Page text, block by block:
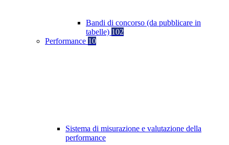
Bandi di concorso (da pubblicare in
tabelle) 102
Performance 10
Sistema di misurazione e valutazione della
performance